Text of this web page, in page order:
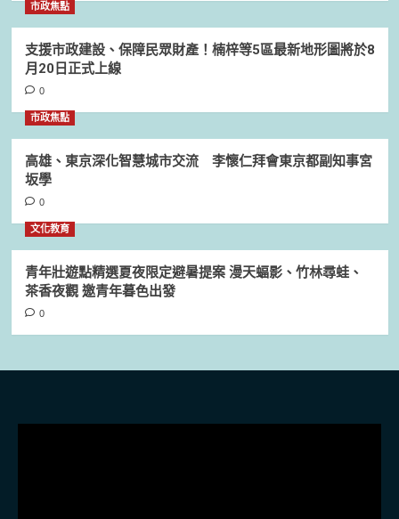
市政焦點
支援市政建設、保障民眾財產！楠梓等5區最新地形圖將於8
月20日正式上線
0
市政焦點
高雄、東京深化智慧城市交流 李懷仁拜會東京都副知事宮
坂學
0
文化教育
青年壯遊點精選夏夜限定避暑提案 漫天蝠影、竹林尋蛙、
茶香夜觀 邀青年暮色出發
0